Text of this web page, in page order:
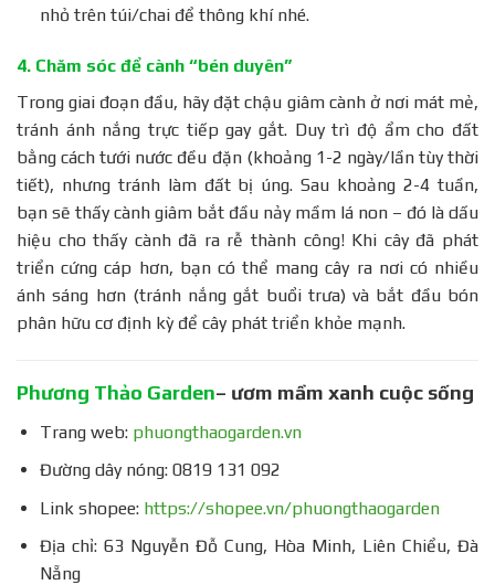
nhỏ trên túi/chai để thông khí nhé.
4. Chăm sóc để cành “bén duyên”
Trong giai đoạn đầu, hãy đặt chậu giâm cành ở nơi mát mẻ,
tránh ánh nắng trực tiếp gay gắt. Duy trì độ ẩm cho đất
bằng cách tưới nước đều đặn (khoảng 1-2 ngày/lần tùy thời
tiết), nhưng tránh làm đất bị úng. Sau khoảng 2-4 tuần,
bạn sẽ thấy cành giâm bắt đầu nảy mầm lá non – đó là dấu
hiệu cho thấy cành đã ra rễ thành công! Khi cây đã phát
triển cứng cáp hơn, bạn có thể mang cây ra nơi có nhiều
ánh sáng hơn (tránh nắng gắt buổi trưa) và bắt đầu bón
phân hữu cơ định kỳ để cây phát triển khỏe mạnh.
Phương Thảo Garden– ươm mầm xanh cuộc sống
Trang web: phuongthaogarden.vn
Đường dây nóng: 0819 131 092
Link shopee: https://shopee.vn/phuongthaogarden
Địa chỉ: 63 Nguyễn Đỗ Cung, Hòa Minh, Liên Chiểu, Đà
Nẵng